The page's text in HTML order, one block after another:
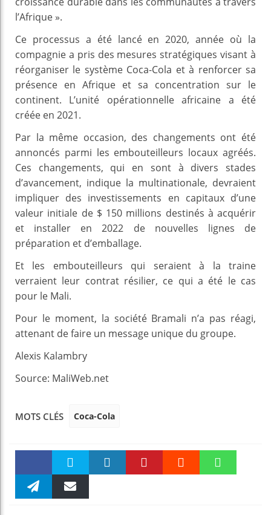
l’Afrique ».
Ce processus a été lancé en 2020, année où la
compagnie a pris des mesures stratégiques visant à
réorganiser le système Coca-Cola et à renforcer sa
présence en Afrique et sa concentration sur le
continent. L’unité opérationnelle africaine a été
créée en 2021.
Par la même occasion, des changements ont été
annoncés parmi les embouteilleurs locaux agréés.
Ces changements, qui en sont à divers stades
d’avancement, indique la multinationale, devraient
impliquer des investissements en capitaux d’une
valeur initiale de $ 150 millions destinés à acquérir
et installer en 2022 de nouvelles lignes de
préparation et d’emballage.
Et les embouteilleurs qui seraient à la traine
verraient leur contrat résilier, ce qui a été le cas
pour le Mali.
Pour le moment, la société Bramali n’a pas réagi,
attenant de faire un message unique du groupe.
Alexis Kalambry
Source: MaliWeb.net
MOTS CLÉS Coca-Cola
Faceboo Twitter